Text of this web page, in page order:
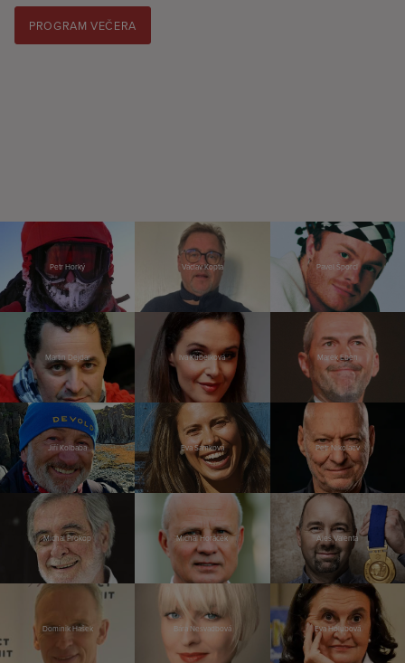
PROGRAM VEČERA
Petr Horký Václav Kopta Pavel Šporcl
Martin Dejdar Iva Kubelková Marek Eben
Jiří Kolbaba Eva Samková Petr Nikolaev
Michal Prokop Michal Horáček Aleš Valenta
Dominik Hašek Bára Nesvadbová Eva Holubová